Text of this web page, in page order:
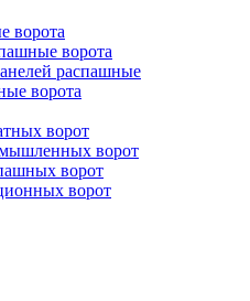
ворота
ворота
распашные
ворота
ворот
ворот
ворот
ворот